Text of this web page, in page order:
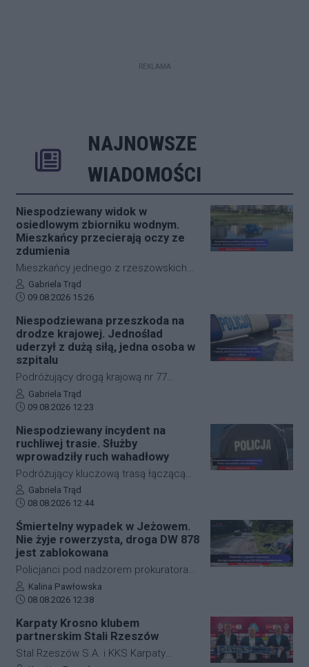
REKLAMA
NAJNOWSZE
WIADOMOŚCI
Niespodziewany widok w
osiedlowym zbiorniku wodnym.
Mieszkańcy przecierają oczy ze
zdumienia
Mieszkańcy jednego z rzeszowskich
osiedli przecierali oczy ze zdumienia,
gdy zobaczyli, co znalazło się w
lokalnym zbiorniku wodnym. Przenośna
toaleta, która dotychczas służyła
odwiedzającym teren rekreacyjny,
wylądowała na środku akwenu.
Zdarzenie wywołało falę oburzenia
wśród lokalnej społeczności oraz
sprowokowało dyskusję na temat
przestrzeni miejskiej.
Autor artykułu:
Gabriela Trąd
Data dodania artykułu:
09.08.2026 15:26
Niespodziewana przeszkoda na
drodze krajowej. Jednoślad
uderzył z dużą siłą, jedna osoba w
szpitalu
Podróżujący drogą krajową nr 77
muszą liczyć się z nagłymi
utrudnieniami. W okolicach
niebezpiecznego zdarzenia z udziałem
motocyklisty oraz leśnej zwierzyny. Na
miejsce natychmiast skierowano
służby ratunkowe, a poszkodowany
kierowca jednośladu trafił pod opiekę
wprowadzono czasową organizację
ruchu.
Autor artykułu:
Gabriela Trąd
Data dodania artykułu:
09.08.2026 12:23
Niespodziewany incydent na
ruchliwej trasie. Służby
wprowadziły ruch wahadłowy
Podróżujący kluczową trasą łączącą
Jasło z Gorlicami muszą uzbroić się w
cierpliwość. Niespodziewane
zdarzenie drogowe w miejscowości
Przysieki doprowadziło do utrudnień na
drodze krajowej nr 28. Na miejscu
natychmiast pojawiła się policja, która
wprowadziła zmianę w organizacji
ruchu, by zabezpieczyć teren i uniknąć
Autor artykułu:
Gabriela Trąd
Data dodania artykułu:
08.08.2026 12:44
Śmiertelny wypadek w Jeżowem.
Nie żyje rowerzysta, droga DW 878
jest zablokowana
Policjanci pod nadzorem prokuratora
ustalają szczegółowe okoliczności
tragicznego wypadku, do którego
Jeżowe w powiecie niżańskim. W
wyniku zderzenia samochodu
osobowego z rowerzystą, śmierć na
Autor artykułu:
Kalina Pawłowska
Data dodania artykułu:
08.08.2026 12:38
Karpaty Krosno klubem
partnerskim Stali Rzeszów
Stal Rzeszów S.A. i KKS Karpaty